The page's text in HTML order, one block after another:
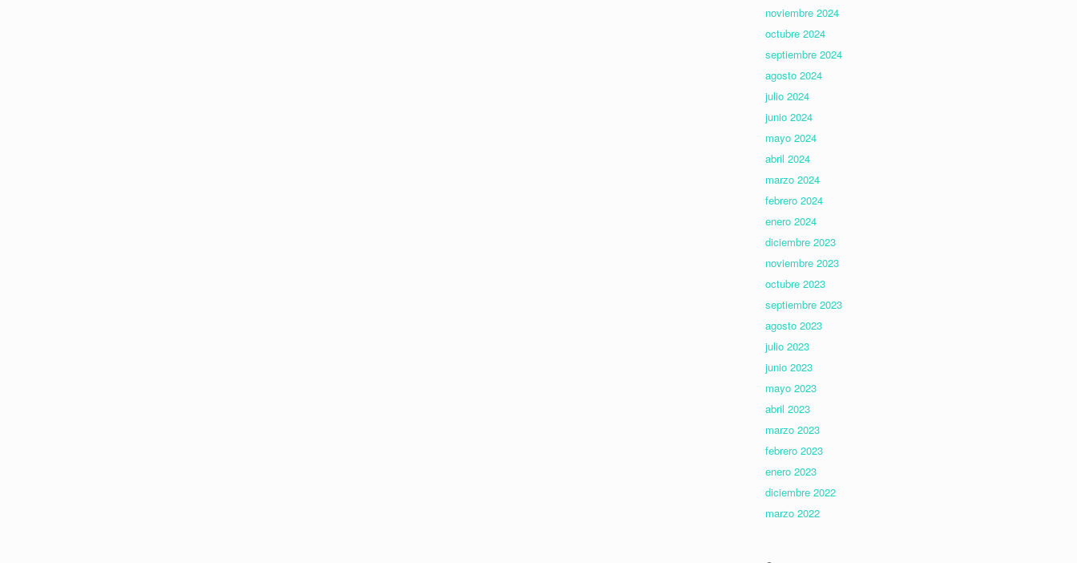
noviembre 2024
octubre 2024
septiembre 2024
agosto 2024
julio 2024
junio 2024
mayo 2024
abril 2024
marzo 2024
febrero 2024
enero 2024
diciembre 2023
noviembre 2023
octubre 2023
septiembre 2023
agosto 2023
julio 2023
junio 2023
mayo 2023
abril 2023
marzo 2023
febrero 2023
enero 2023
diciembre 2022
marzo 2022